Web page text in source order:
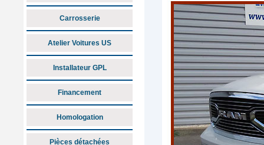
Carrosserie
Atelier Voitures US
Installateur GPL
Financement
Homologation
Pièces détachées